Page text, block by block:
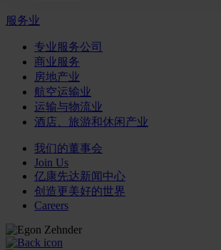
服务业
专业服务公司
商业服务
房地产业
航空运输业
运输与物流业
酒店、旅游和休闲产业
我们的董事会
Join Us
亿康先达新闻中心
创造更美好的世界
Careers